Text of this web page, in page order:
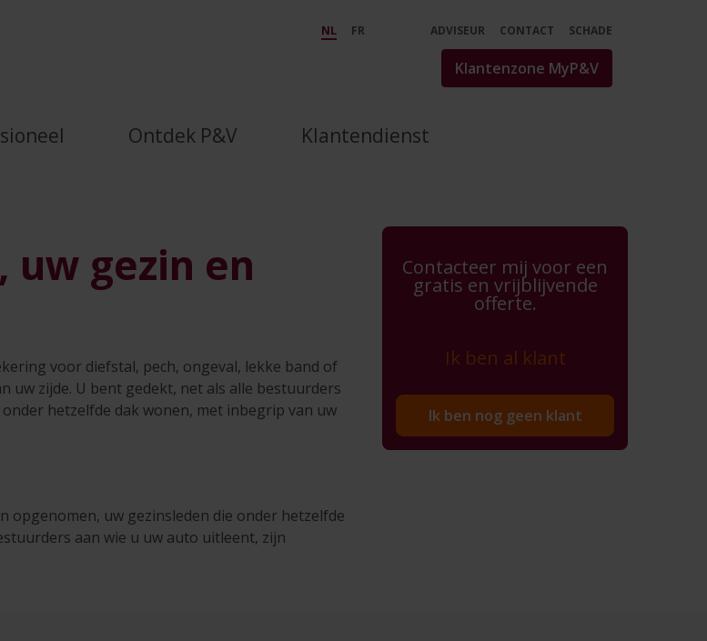
uzelf | P&amp;V - Verzekeringen -
NL FR ADVISEUR CONTACT SCHADE
Klantenzone MyP&V
Ontdek P&V Klantendienst
gezin en
voor diefstal, pech, ongeval, lekke band of
uw zijde. U bent gedekt, net als alle bestuurders
hetzelfde dak wonen, met inbegrip van uw
opgenomen, uw gezinsleden die onder hetzelfde
aan wie u uw auto uitleent, zijn
Contacteer mij voor een
gratis en vrijblijvende
offerte.
Ik ben al klant
Ik ben nog geen klant